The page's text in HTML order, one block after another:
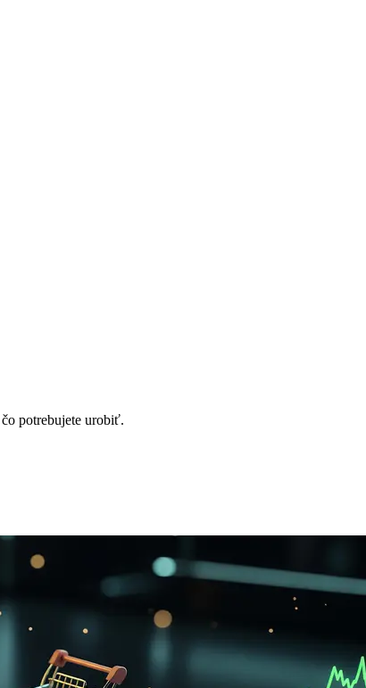
potrebujete urobiť.